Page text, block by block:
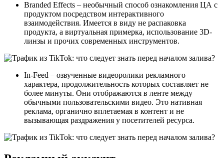
Branded Effects – необычный способ ознакомления ЦА с
продуктом посредством интерактивного
взаимодействия. Имеется в виду не распаковка
продукта, а виртуальная примерка, использование 3D-
линзы и прочих современных инструментов.
In-Feed – озвученные видеоролики рекламного
характера, продолжительность которых составляет не
более минуты. Они отображаются в ленте между
обычными пользовательскими видео. Это нативная
реклама, органично вплетаемая в контент и не
вызывающая раздражения у посетителей ресурса.